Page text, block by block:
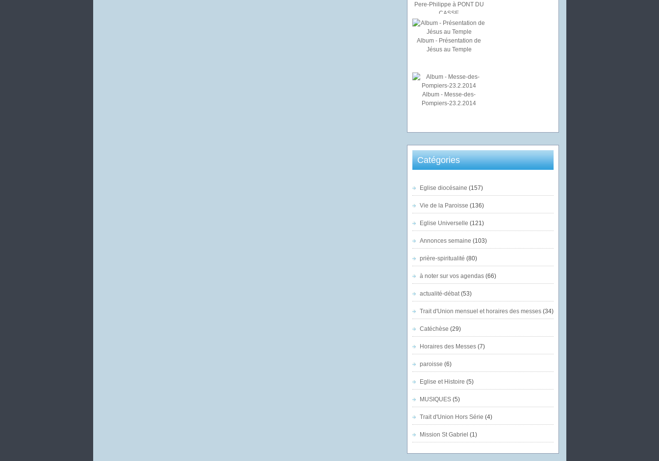
Pere-Philippe à PONT DU
CASSE
Album - Présentation de
Jésus au Temple
Album - Messe-des-
Pompiers-23.2.2014
Catégories
Eglise diocésaine (157)
Vie de la Paroisse (136)
Eglise Universelle (121)
Annonces semaine (103)
prière-spiritualité (80)
à noter sur vos agendas(66)
actualité-débat(53)
Trait d'Union mensuel et horaires des messes(34)
Catéchèse (29)
Horaires des Messes(7)
paroisse (6)
Eglise et Histoire (5)
MUSIQUES(5)
Trait d'Union Hors Série (4)
Mission St Gabriel (1)